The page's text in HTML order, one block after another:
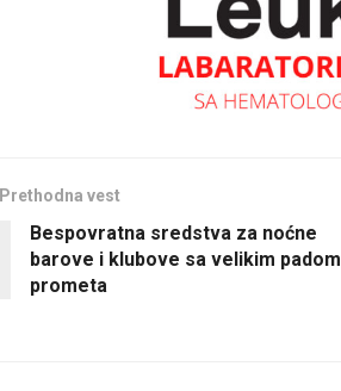
Prethodna vest
Bespovratna sredstva za noćne
barove i klubove sa velikim padom
prometa